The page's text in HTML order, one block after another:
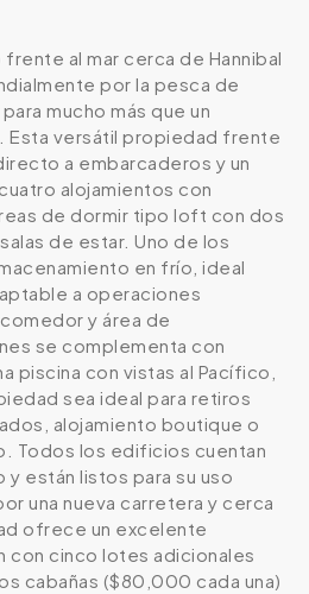
al mar cerca de Hannibal
por la pesca de
mucho más que un
Esta versátil propiedad frente
a embarcaderos y un
alojamientos con
de dormir tipo loft con dos
de estar. Uno de los
en frío, ideal
a operaciones
y área de
se complementa con
piscina con vistas al Pacífico,
sea ideal para retiros
alojamiento boutique o
Todos los edificios cuentan
están listos para su uso
una nueva carretera y cerca
ofrece un excelente
con cinco lotes adicionales
cabañas ($80,000 cada una)